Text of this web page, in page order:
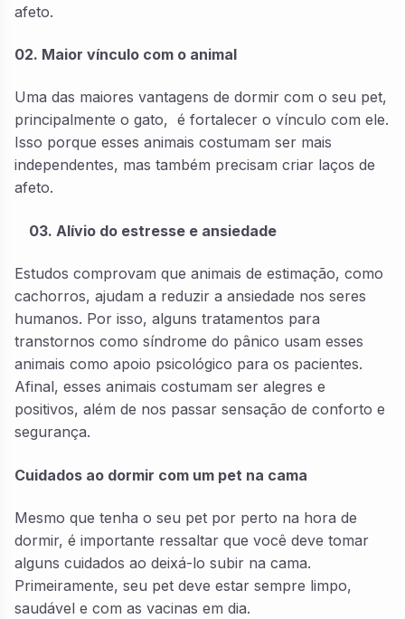
afeto.
02. Maior vínculo com o animal
Uma das maiores vantagens de dormir com o seu pet,
principalmente o gato, é fortalecer o vínculo com ele.
Isso porque esses animais costumam ser mais
independentes, mas também precisam criar laços de
afeto.
03. Alívio do estresse e ansiedade
Estudos comprovam que animais de estimação, como
cachorros, ajudam a reduzir a ansiedade nos seres
humanos. Por isso, alguns tratamentos para
transtornos como síndrome do pânico usam esses
animais como apoio psicológico para os pacientes.
Afinal, esses animais costumam ser alegres e
positivos, além de nos passar sensação de conforto e
segurança.
Cuidados ao dormir com um pet na cama
Mesmo que tenha o seu pet por perto na hora de
dormir, é importante ressaltar que você deve tomar
alguns cuidados ao deixá-lo subir na cama.
Primeiramente, seu pet deve estar sempre limpo,
saudável e com as vacinas em dia.